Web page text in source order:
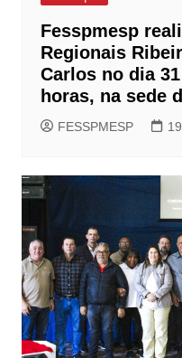
Fesspmesp
Regionais
Carlos no dia
horas, na sede
FESSPMESP